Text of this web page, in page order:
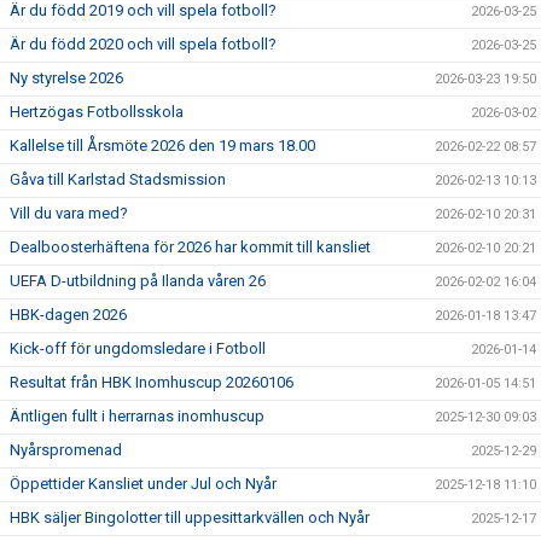
Är du född 2019 och vill spela fotboll? 2026-03-25
Är du född 2020 och vill spela fotboll? 2026-03-25
Ny styrelse 2026 2026-03-23 19:50
Hertzögas Fotbollsskola 2026-03-02
Kallelse till Årsmöte 2026 den 19 mars 18.00 2026-02-22 08:57
Gåva till Karlstad Stadsmission 2026-02-13 10:13
Vill du vara med? 2026-02-10 20:31
Dealboosterhäftena för 2026 har kommit till kansliet 2026-02-10 20:21
UEFA D-utbildning på Ilanda våren 26 2026-02-02 16:04
HBK-dagen 2026 2026-01-18 13:47
Kick-off för ungdomsledare i Fotboll 2026-01-14
Resultat från HBK Inomhuscup 20260106 2026-01-05 14:51
Äntligen fullt i herrarnas inomhuscup 2025-12-30 09:03
Nyårspromenad 2025-12-29
Öppettider Kansliet under Jul och Nyår 2025-12-18 11:10
HBK säljer Bingolotter till uppesittarkvällen och Nyår 2025-12-17